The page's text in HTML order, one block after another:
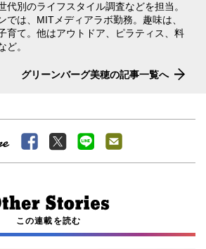
代別のライフスタイル調査などを担当。
では、MITメディアラボ勤務。趣味は、
育て。他はアウトドア、ピラティス、料
ど。
グリーンバーグ美穂の記事一覧へ
この連載を読む